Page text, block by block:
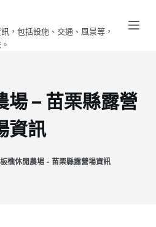
，包括設施、交通、風景等，
場 – 苗栗縣露營
資訊
樵休閒農場 - 苗栗縣露營場資訊